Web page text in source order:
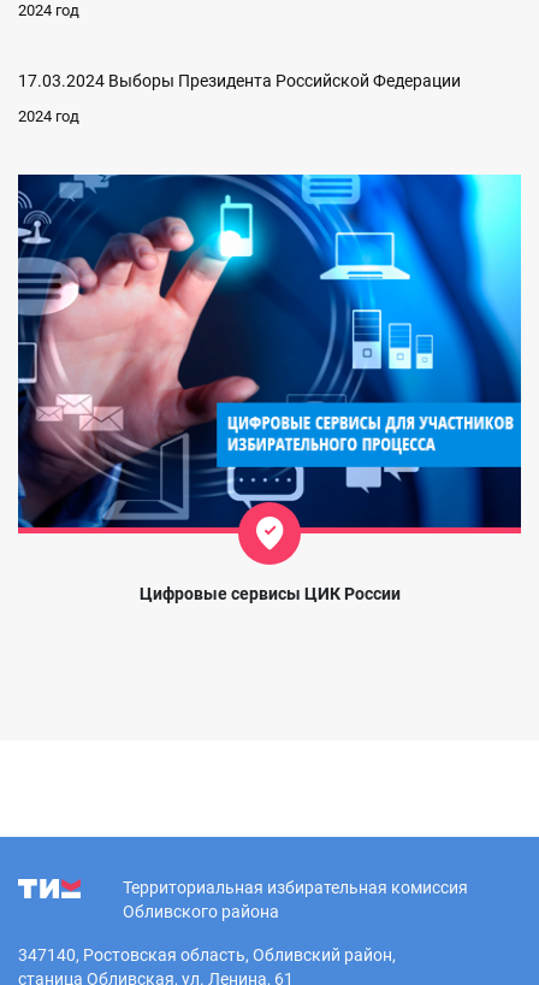
2024 год
17.03.2024 Выборы Президента Российской Федерации
2024 год
Цифровые сервисы ЦИК России
Территориальная избирательная комиссия
Обливского района
347140, Ростовская область, Обливский район,
станица Обливская, ул. Ленина, 61